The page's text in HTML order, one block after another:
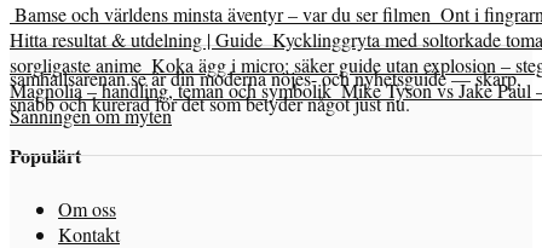
Bamse och världens minsta äventyr – var du ser filmen Ont i
Hitta resultat & utdelning | Guide Kycklinggryta med soltorkade
sorgligaste anime Koka ägg i micro: säker guide utan explosion –
Magnolia – handling, teman och symbolik Mike Tyson vs Jake Paul
Sanningen om myten
samhallsarenan.se är din moderna nöjes- och nyhetsguide — skarp,
snabb och kurerad för det som betyder något just nu.
Populärt
Om oss
Kontakt